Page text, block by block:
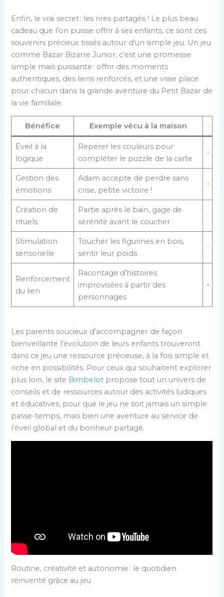
Enfin, le vrai secret : les rires partagés ! Le plus beau
cadeau que l’on puisse offrir à ses enfants, ce sont ces
souvenirs précieux tissés autour d’un simple jeu. Un jeu
comme Bazar Bizarre Junior, c’est une promesse
simple mais puissante : offrir des moments
authentiques, des liens renforcés, et une vraie place
pour chacun dans la grande aventure du Petit Bazar de
la vie familiale.
Bénéfice Exemple vécu à la maison
Éveil à la
logique
Repérer les couleurs pour
compléter le puzzle de la carte
Gestion des
émotions
Adam accepte de perdre sans
crise, petite victoire !
Création de
rituels
Partie après le bain, gage de
sérénité avant le coucher
Stimulation
sensorielle
Toucher les figurines en bois,
sentir leur poids
Renforcement
du lien
Racontage d’histoires
improvisées à partir des
personnages
Les parents soucieux d’accompagner de façon
bienveillante l’évolution de leurs enfants trouveront
dans ce jeu une ressource précieuse, à la fois simple et
riche en possibilités. Pour ceux qui souhaitent explorer
plus loin, le site Bimbelot propose tout un univers de
conseils et de ressources autour des activités ludiques
et éducatives, pour que le jeu ne soit jamais un simple
passe-temps, mais bien une aventure au service de
l’éveil global et du bonheur partagé.
Routine, créativité et autonomie : le quotidien
réinventé grâce au jeu